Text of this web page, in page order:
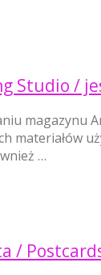
Studio /
magazynu
materiałów
…
/